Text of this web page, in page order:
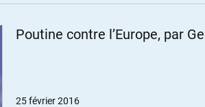
Poutine contre l’Europe, par
25 février 2016